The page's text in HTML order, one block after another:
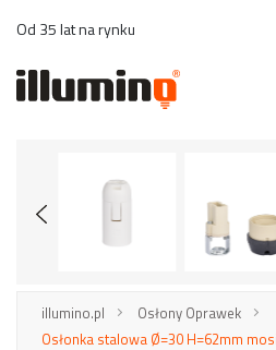
Od 35 lat na rynku
illumino.pl
Osłony Oprawek
Osłonka stalowa Ø=30 H=62mm